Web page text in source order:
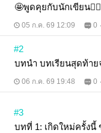
🤩พูดคุยกับนักเขียน🙇‍♀️
05 ก.ค. 69 12:09 0
#2
บทนำ บทเรียนสุด
06 ก.ค. 69 19:48 0
#3
บทที่ 1: เกิดใหม่ครั้งนี้ ขอกาง